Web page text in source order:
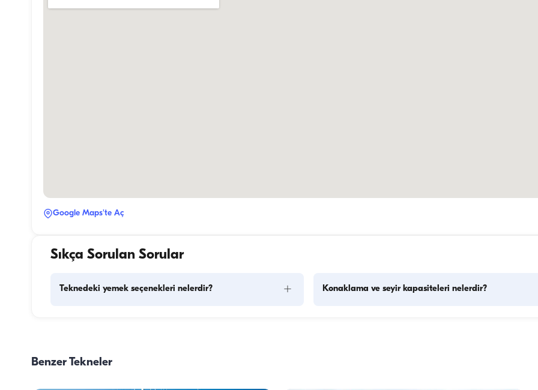
Google Maps'te Aç
Sıkça Sorulan Sorular
Teknedeki yemek seçenekleri nelerdir? +
görevi tekne personeline devredebilirler. Yemek hazırlığı
Konaklama ve seyir kapasiteleri nelerdir?
kapasitesi geçerlidir.
Benzer Tekneler